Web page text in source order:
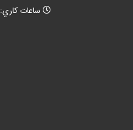
ساعات کاري: 9:00 الي 19:00